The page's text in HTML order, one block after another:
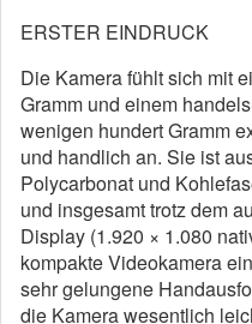
ERSTER EINDRUCK
Die Kamera fühlt sich mit
Gramm und einem
wenigen hundert Gramm
und handlich an. Sie ist
Polycarbonat und
und insgesamt trotz dem
Display (1.920 × 1.080
kompakte Videokamera
sehr gelungene
die Kamera wesentlich